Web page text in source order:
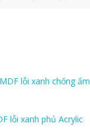
lỗi xanh chống ẩm
lỗi xanh phủ Acrylic